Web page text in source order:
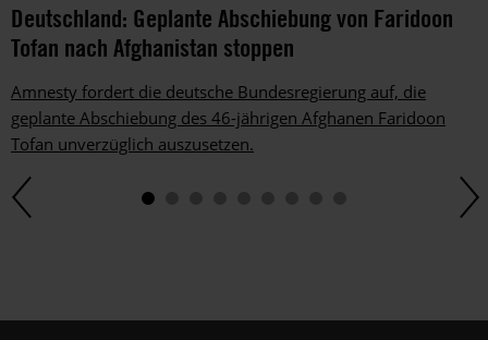
Deutschland: Geplante Abschiebung von Faridoon
Tofan nach Afghanistan stoppen
Amnesty fordert die deutsche Bundesregierung auf, die
geplante Abschiebung des 46-jährigen Afghanen Faridoon
Tofan unverzüglich auszusetzen.